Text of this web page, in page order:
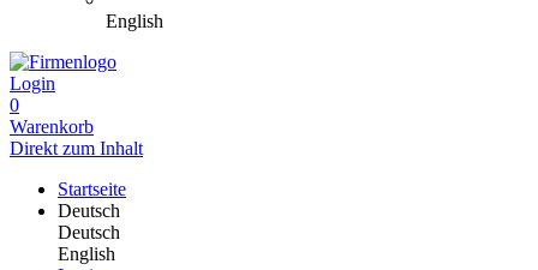
English
Login
0
Warenkorb
Direkt zum Inhalt
Startseite
Deutsch
Deutsch
English